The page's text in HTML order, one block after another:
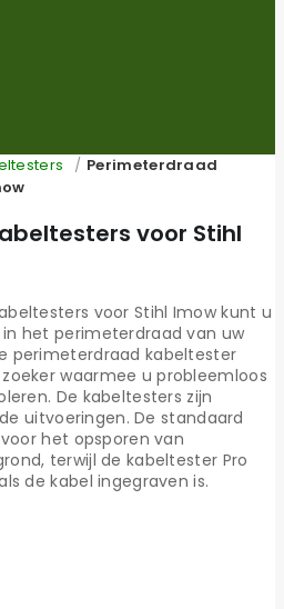
/ Perimeterdraad
voor Stihl
voor Stihl Imow kunt u
het perimeterdraad van uw
perimeterdraad kabeltester
waarmee u probleemloos
De kabeltesters zijn
uitvoeringen. De standaard
het opsporen van
terwijl de kabeltester Pro
de kabel ingegraven is.